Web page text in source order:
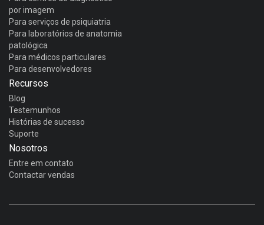
por imagem
Para serviços de psiquiatria
Para laboratórios de anatomia
patológica
Para médicos particulares
Para desenvolvedores
Recursos
Blog
Testemunhos
Histórias de sucesso
Suporte
Nosotros
Entre em contato
Contactar vendas